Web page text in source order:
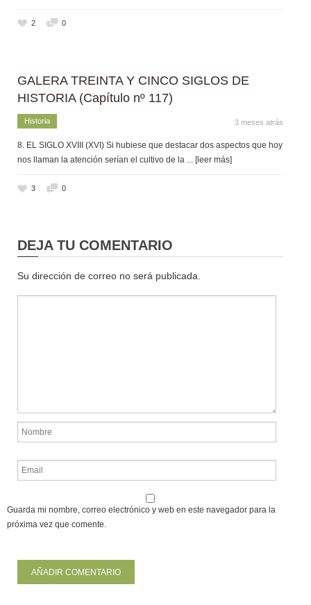
2 0
GALERA TREINTA Y CINCO SIGLOS DE
HISTORIA (Capítulo nº 117)
Historia 3 meses atrás
8. EL SIGLO XVIII (XVI) Si hubiese que destacar dos aspectos que hoy
nos llaman la atención serían el cultivo de la ... [leer más]
3 0
DEJA TU COMENTARIO
Su dirección de correo no será publicada.
Guarda mi nombre, correo electrónico y web en este navegador para la
próxima vez que comente.